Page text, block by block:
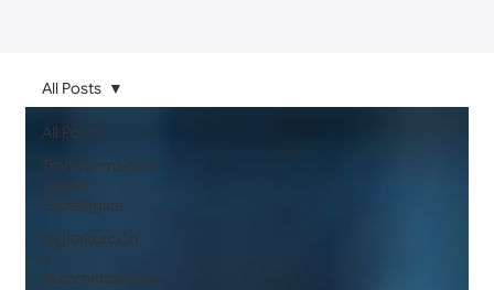
All Posts
Transformación
Digital
Estratégica
Digitalización
y
Automatización
All Posts